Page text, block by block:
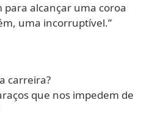
para alcançar uma coroa
uma incorruptível.”
carreira?
que nos impedem de